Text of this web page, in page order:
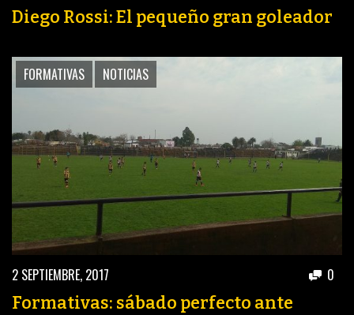
Diego Rossi: El pequeño gran goleador
FORMATIVAS NOTICIAS
2 SEPTIEMBRE, 2017 0
Formativas: sábado perfecto ante